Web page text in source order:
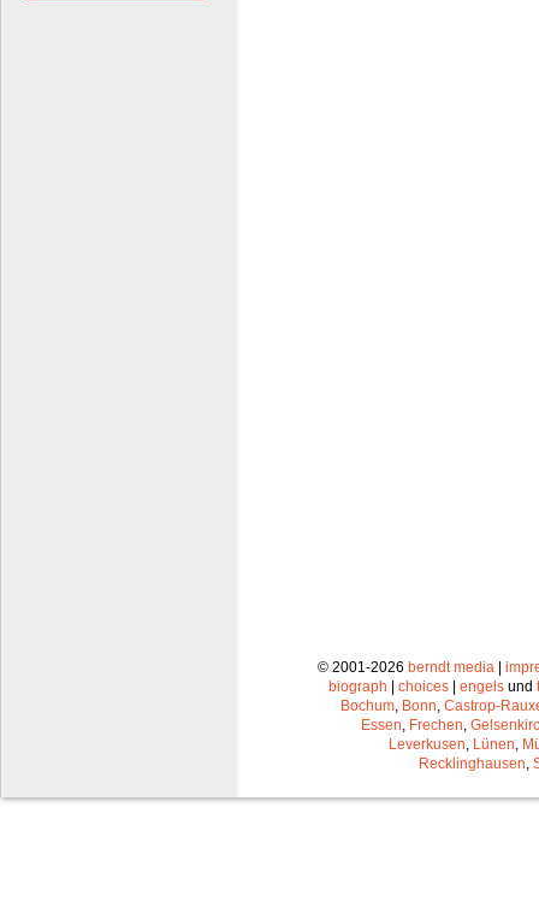
© 2001-2026 berndt media |
biograph | choices | engels und
Bochum Bonn Castrop-
Essen Frechen
Leverkusen Lünen
Recklinghausen